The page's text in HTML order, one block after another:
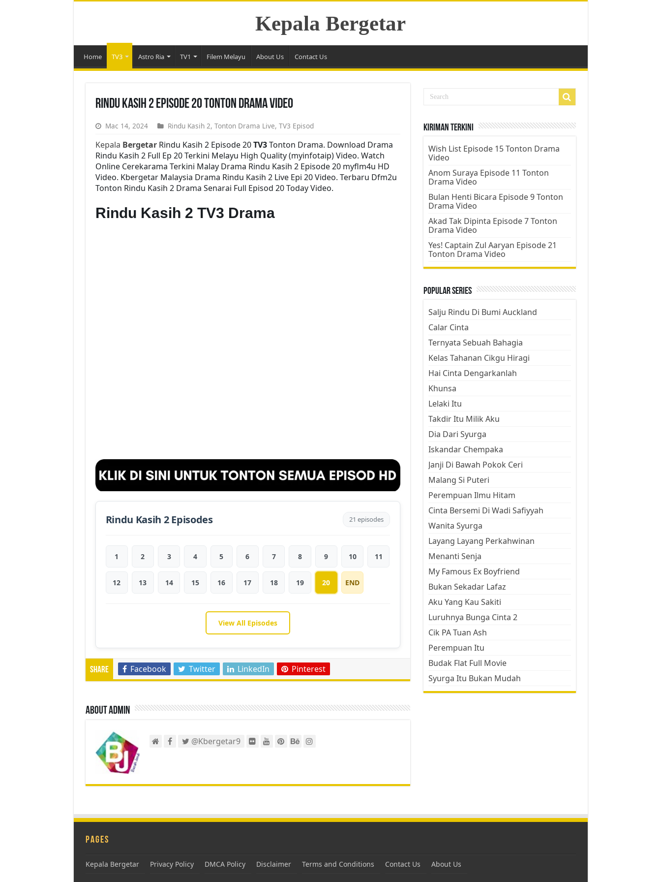
Kepala Bergetar
Home TV3 Astro Ria TV1 Filem Melayu About Us Contact Us
Rindu Kasih 2 Episode 20 Tonton Drama Video
Mac 14, 2024 Rindu Kasih 2, Tonton Drama Live, TV3 Episod
Kepala BergetarRindu Kasih 2 Episode 20TV3Tonton Drama. Download Drama
Rindu Kasih 2 Full Ep 20 Terkini Melayu High Quality (myinfotaip) Video. Watch
Online Cerekarama Terkini Malay Drama Rindu Kasih 2 Episode 20 myflm4u HD
Video. Kbergetar Malaysia Drama Rindu Kasih 2 Live Epi 20 Video. Terbaru Dfm2u
Tonton Rindu Kasih 2 Drama Senarai Full Episod 20 Today Video.
Rindu Kasih 2 TV3 Drama
Rindu Kasih 2 Episodes 21 episodes
1 2 3 4 5 6 7 8 9 10 11
12 13 14 15 16 17 18 19 20 END
View All Episodes
Share Facebook Twitter LinkedIn Pinterest
About admin
@Kbergetar9
Kiriman Terkini
Wish List Episode 15 Tonton Drama
Video
Anom Suraya Episode 11 Tonton
Drama Video
Bulan Henti Bicara Episode 9 Tonton
Drama Video
Akad Tak Dipinta Episode 7 Tonton
Drama Video
Yes! Captain Zul Aaryan Episode 21
Tonton Drama Video
Popular Series
Salju Rindu Di Bumi Auckland
Calar Cinta
Ternyata Sebuah Bahagia
Kelas Tahanan Cikgu Hiragi
Hai Cinta Dengarkanlah
Khunsa
Lelaki Itu
Takdir Itu Milik Aku
Dia Dari Syurga
Iskandar Chempaka
Janji Di Bawah Pokok Ceri
Malang Si Puteri
Perempuan Ilmu Hitam
Cinta Bersemi Di Wadi Safiyyah
Wanita Syurga
Layang Layang Perkahwinan
Menanti Senja
My Famous Ex Boyfriend
Bukan Sekadar Lafaz
Aku Yang Kau Sakiti
Luruhnya Bunga Cinta 2
Cik PA Tuan Ash
Perempuan Itu
Budak Flat Full Movie
Syurga Itu Bukan Mudah
Pages
Kepala Bergetar Privacy Policy DMCA Policy Disclaimer Terms and Conditions Contact Us About Us